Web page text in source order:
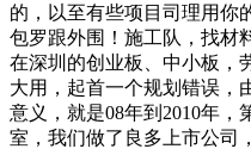
的，以至有些项目司理用你
包罗跟外围！施工队，找材
在深圳的创业板、中小板，
大用，起首一个规划错误，
意义，就是08年到2010年，
室，我们做了良多上市公司